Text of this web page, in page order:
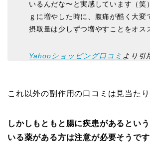
いるんだな〜と実感しています（笑
ｇに増やした時に、腹痛が酷く大変
摂取量は少しずつ増やすことをオス
Yahooショッピング口コミ より引
これ以外の副作用の口コミは見当たり
しかしもともと腸に疾患があるとい
いる薬がある方は注意が必要そうです